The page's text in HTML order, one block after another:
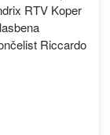
RTV Koper
Riccardo